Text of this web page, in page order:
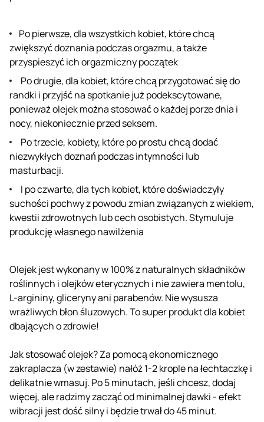
Po pierwsze, dla wszystkich kobiet, które chcą
zwiększyć doznania podczas orgazmu, a także
przyspieszyć ich orgazmiczny początek
Po drugie, dla kobiet, które chcą przygotować się do
randki i przyjść na spotkanie już podekscytowane,
ponieważ olejek można stosować o każdej porze dnia i
nocy, niekoniecznie przed seksem.
Po trzecie, kobiety, które po prostu chcą dodać
niezwykłych doznań podczas intymności lub
masturbacji.
I po czwarte, dla tych kobiet, które doświadczyły
suchości pochwy z powodu zmian związanych z wiekiem,
kwestii zdrowotnych lub cech osobistych. Stymuluje
produkcję własnego nawilżenia
Olejek jest wykonany w 100% z naturalnych składników
roślinnych i olejków eterycznych i nie zawiera mentolu,
L-argininy, gliceryny ani parabenów. Nie wysusza
wrażliwych błon śluzowych. To super produkt dla kobiet
dbających o zdrowie!
Jak stosować olejek? Za pomocą ekonomicznego
zakraplacza (w zestawie) nałóż 1-2 krople na łechtaczkę i
delikatnie wmasuj. Po 5 minutach, jeśli chcesz, dodaj
więcej, ale radzimy zacząć od minimalnej dawki - efekt
wibracji jest dość silny i będzie trwał do 45 minut.